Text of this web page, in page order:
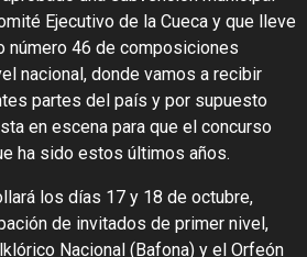
Ejecutivo de la Cueca y que lleve
número 46 de composiciones
nacional, donde vamos a recibir
partes del país y por supuesto
en escena para que el concurso
ha sido estos últimos años.
los días 17 y 18 de octubre,
de invitados de primer nivel,
Nacional (Bafona) y el Orfeón